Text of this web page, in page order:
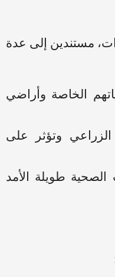
مستندين إلى عدة
الخاصة وأراضي
الزراعي وتؤثر على
الصحية طويلة الأمد